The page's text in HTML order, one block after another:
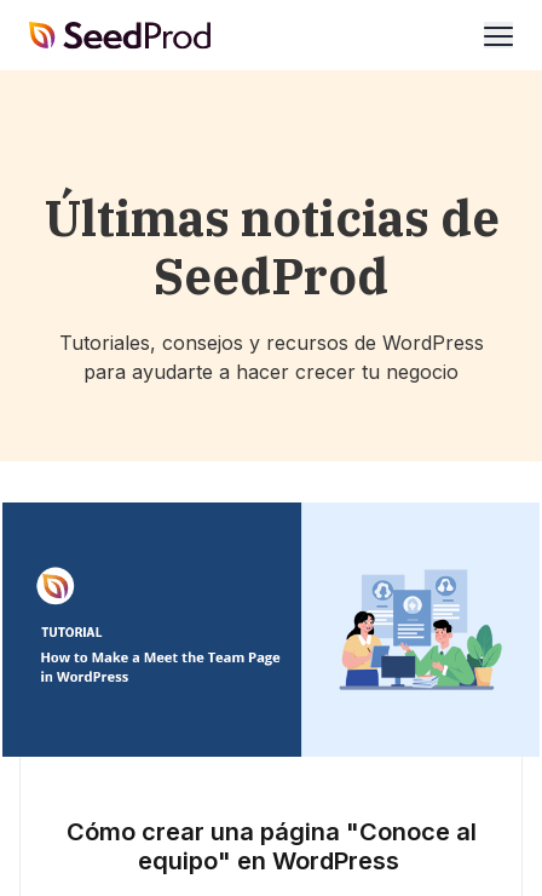
SeedProd
Últimas noticias de
SeedProd
Tutoriales, consejos y recursos de WordPress
para ayudarte a hacer crecer tu negocio
Cómo crear una página "Conoce al
equipo" en WordPress